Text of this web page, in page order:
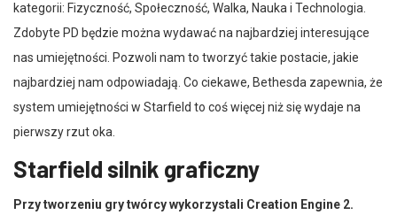
kategorii: Fizyczność, Społeczność, Walka, Nauka i Technologia.
Zdobyte PD będzie można wydawać na najbardziej interesujące
nas umiejętności. Pozwoli nam to tworzyć takie postacie, jakie
najbardziej nam odpowiadają. Co ciekawe, Bethesda zapewnia, że
system umiejętności w Starfield to coś więcej niż się wydaje na
pierwszy rzut oka.
Starfield silnik graficzny
Przy tworzeniu gry twórcy wykorzystali Creation Engine 2.